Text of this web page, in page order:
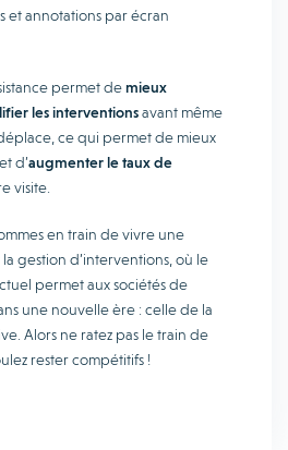
et annotations par écran
permet demieux
les interventionsavant même
ce qui permet de mieux
d’augmenter le taux de
visite.
en train de vivre une
gestion d’interventions, où le
permet aux sociétés de
une nouvelle ère : celle de la
Alors ne ratez pas le train de
rester compétitifs !